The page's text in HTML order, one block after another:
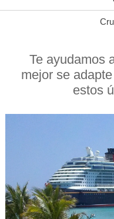
Te ayudamos
mejor se
estos